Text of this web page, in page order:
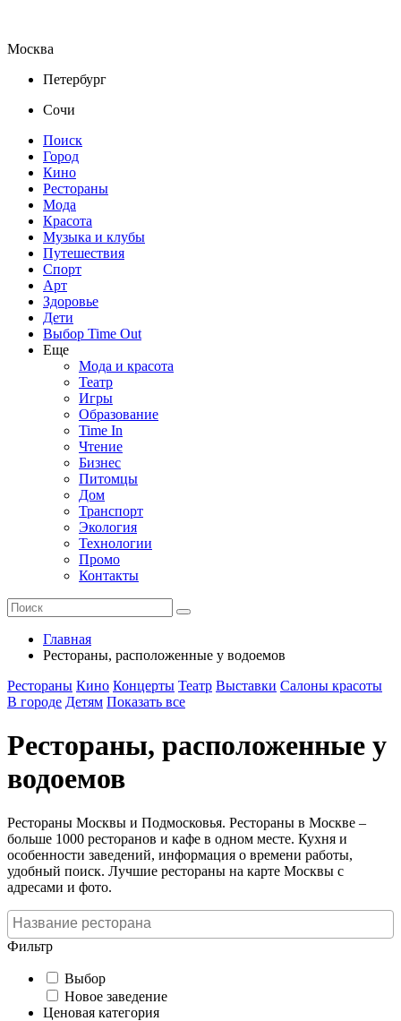
Москва
Петербург
Сочи
Поиск
Город
Кино
Рестораны
Мода
Красота
Музыка и клубы
Путешествия
Спорт
Арт
Здоровье
Дети
Выбор Time Out
Еще
Мода и красота
Театр
Игры
Образование
Time In
Чтение
Бизнес
Питомцы
Дом
Транспорт
Экология
Технологии
Промо
Контакты
Главная
Рестораны, расположенные у водоемов
Рестораны Кино Концерты Театр Выставки Салоны красоты
В городе Детям Показать все
Рестораны, расположенные у
водоемов
Рестораны Москвы и Подмосковья. Рестораны в Москве –
больше 1000 ресторанов и кафе в одном месте. Кухня и
особенности заведений, информация о времени работы,
удобный поиск. Лучшие рестораны на карте Москвы с
адресами и фото.
Фильтр
Выбор
Новое заведение
Ценовая категория